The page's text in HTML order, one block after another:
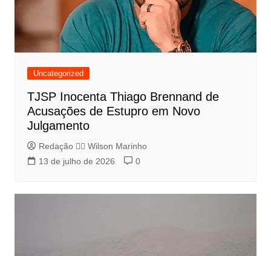
Uncategorized
TJSP Inocenta Thiago Brennand de
Acusações de Estupro em Novo
Julgamento
Redação 👨‍⚖️​ Wilson Marinho
13 de julho de 2026
0